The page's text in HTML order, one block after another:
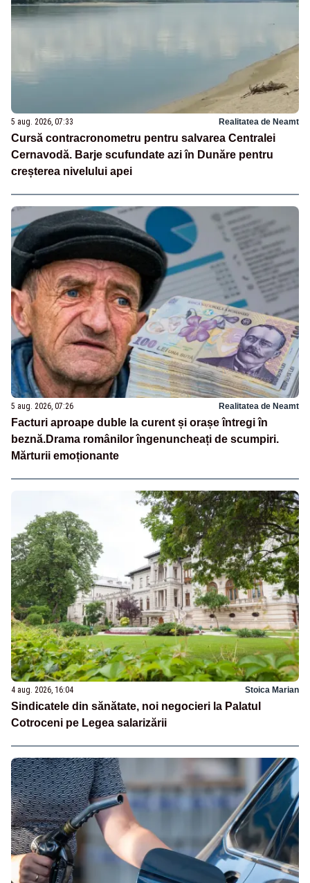
5 aug. 2026, 07:33 Realitatea de Neamt
Cursă contracronometru pentru salvarea Centralei
Cernavodă. Barje scufundate azi în Dunăre pentru
creșterea nivelului apei
5 aug. 2026, 07:26 Realitatea de Neamt
Facturi aproape duble la curent și orașe întregi în
beznă.Drama românilor îngenuncheați de scumpiri.
Mărturii emoționante
4 aug. 2026, 16:04 Stoica Marian
Sindicatele din sănătate, noi negocieri la Palatul
Cotroceni pe Legea salarizării